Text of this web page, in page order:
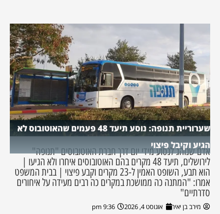
שערוריית תנופה: נוסע תיעד 48 פעמים שהאוטובוס לא
הגיע וקיבל פיצוי
אדם שנוהג לנסוע מידי יום דרך חברת האוטובוסים "תנופה"
לירושלים, תיעד 48 מקרים בהם האוטובוסים איחרו ולא הגיעו |
הוא תבע, השופט האמין ל-23 מקרים וקבע פיצוי | בבית המשפט
אמרו: "המתנה כה ממושכת במקרים כה רבים מעידה על איחורים
סדרתיים"
מירב בן יאיר אוגוסט 4, 2026 9:36 pm